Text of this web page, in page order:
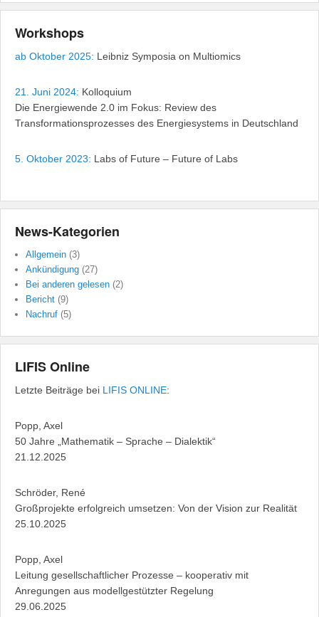
Workshops
ab Oktober 2025: Leibniz Symposia on Multiomics
21. Juni 2024: Kolloquium
Die Energiewende 2.0 im Fokus: Review des
Transformationsprozesses des Energiesystems in Deutschland
5. Oktober 2023: Labs of Future – Future of Labs
News-Kategorien
Allgemein (3)
Ankündigung (27)
Bei anderen gelesen (2)
Bericht (9)
Nachruf (5)
LIFIS Online
Letzte Beiträge bei LIFIS ONLINE:
Popp, Axel
50 Jahre „Mathematik – Sprache – Dialektik“
21.12.2025
Schröder, René
Großprojekte erfolgreich umsetzen: Von der Vision zur Realität
25.10.2025
Popp, Axel
Leitung gesellschaftlicher Prozesse – kooperativ mit
Anregungen aus modellgestützter Regelung
29.06.2025